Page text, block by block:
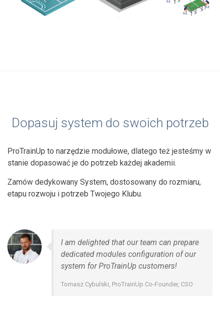
Dopasuj system do swoich potrzeb
ProTrainUp to narzędzie modułowe, dlatego też jesteśmy w
stanie dopasować je do potrzeb każdej akademii.
Zamów dedykowany System, dostosowany do rozmiaru,
etapu rozwoju i potrzeb Twojego Klubu.
I am delighted that our team can prepare
dedicated modules configuration of our
system for ProTrainUp customers!
Tomasz Cybulski, ProTrainUp Co-Founder, CSO